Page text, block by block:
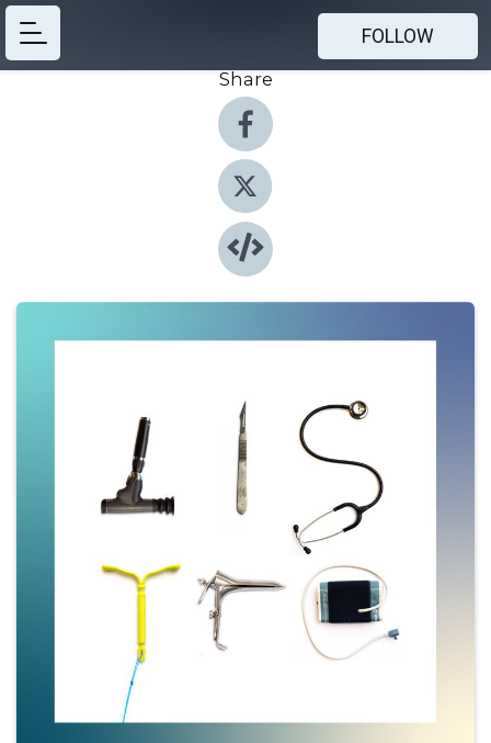
FOLLOW
Share